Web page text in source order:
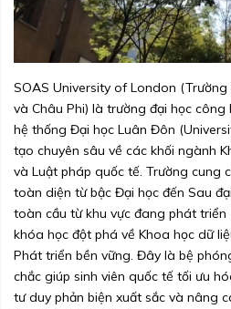
SOAS University of London
và Châu Phi) là trường đại học
hệ thống Đại học Luân Đôn
tạo chuyên sâu về các khối ngành
và Luật pháp quốc tế. Trường cung
toàn diện từ bậc Đại học đến Sau
toàn cầu từ khu vực đang phát triển
khóa học đột phá về Khoa học dữ
Phát triển bền vững. Đây là bệ
chắc giúp sinh viên quốc tế tối ưu
tư duy phản biện xuất sắc và nâng